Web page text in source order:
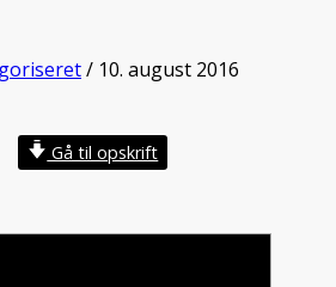
/ 10. august 2016
Gå til opskrift